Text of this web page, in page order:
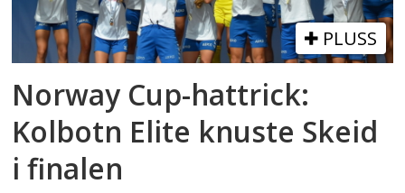
PLUSS
Norway Cup-hattrick:
Kolbotn Elite knuste Skeid
i finalen